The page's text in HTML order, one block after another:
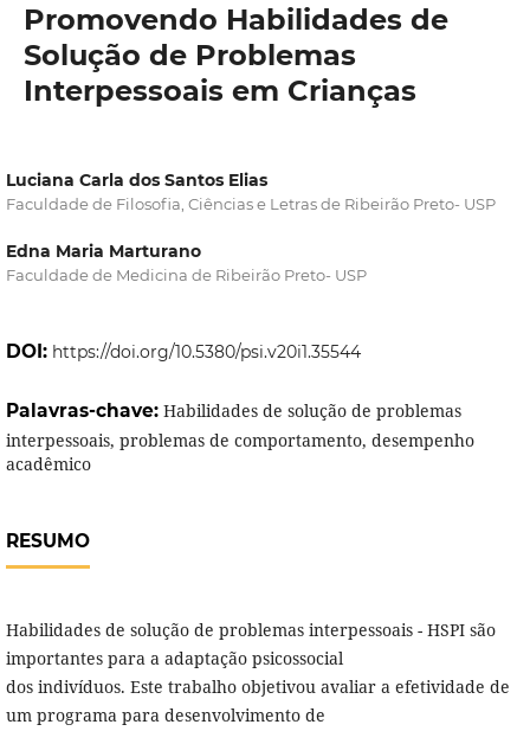
Promovendo Habilidades de
Solução de Problemas
Interpessoais em Crianças
Luciana Carla dos Santos Elias
Faculdade de Filosofia, Ciências e Letras de Ribeirão Preto- USP
Edna Maria Marturano
Faculdade de Medicina de Ribeirão Preto- USP
DOI: https://doi.org/10.5380/psi.v20i1.35544
Palavras-chave: Habilidades de solução de problemas
interpessoais, problemas de comportamento, desempenho
acadêmico
RESUMO
Habilidades de solução de problemas interpessoais - HSPI são
importantes para a adaptação psicossocial
dos indivíduos. Este trabalho objetivou avaliar a efetividade de
um programa para desenvolvimento de